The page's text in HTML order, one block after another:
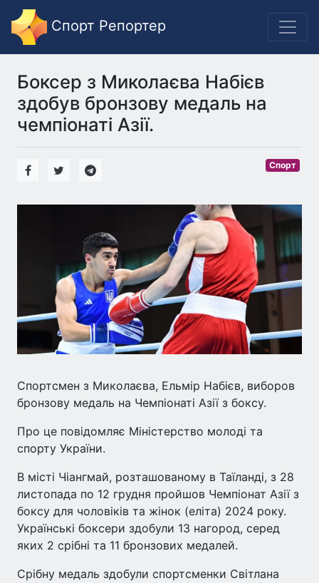
Спорт Репортер
Боксер з Миколаєва Набієв
здобув бронзову медаль на
чемпіонаті Азії.
Спорт
Спортсмен з Миколаєва, Ельмір Набієв, виборов
бронзову медаль на Чемпіонаті Азії з боксу.
Про це повідомляє Міністерство молоді та
спорту України.
В місті Чіангмай, розташованому в Таїланді, з 28
листопада по 12 грудня пройшов Чемпіонат Азії з
боксу для чоловіків та жінок (еліта) 2024 року.
Українські боксери здобули 13 нагород, серед
яких 2 срібні та 11 бронзових медалей.
Срібну медаль здобули спортсменки Світлана